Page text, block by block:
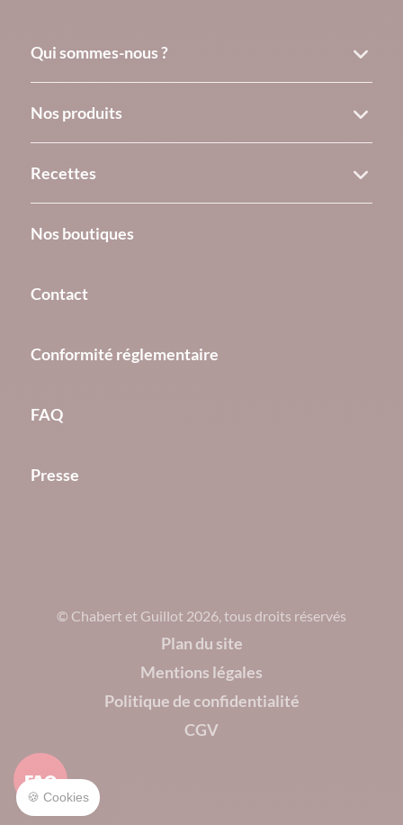
Qui sommes-nous ?
Nos produits
Recettes
Nos boutiques
Contact
Conformité réglementaire
FAQ
Presse
© Chabert et Guillot 2026, tous droits réservés
Plan du site
Mentions légales
Politique de confidentialité
CGV
FAQ